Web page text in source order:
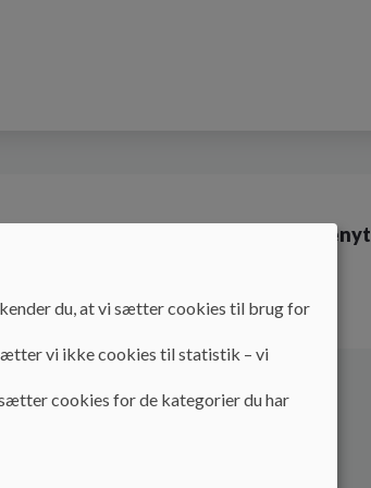
Forældrenyt
du, at vi sætter cookies til brug for
vi ikke cookies til statistik – vi
sætter cookies for de kategorier du har